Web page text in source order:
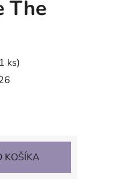
The
ks)
KOŠÍKA